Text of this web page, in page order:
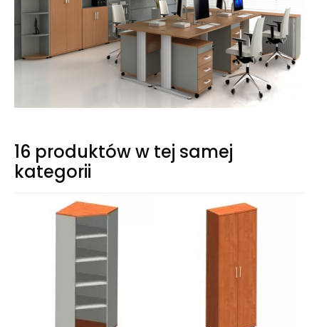
16 produktów w tej samej
kategorii